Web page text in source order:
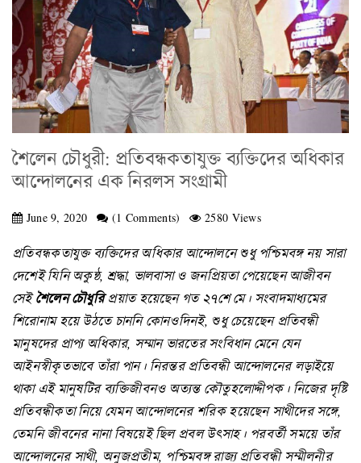
শৈলেন চৌধুরী: প্রতিবন্ধকতাযুক্ত ব্যক্তিদের অধিকার
আন্দোলনের এক নিরলস সংগ্রামী
June 9, 2020 (1 Comments) 2580 Views
প্রতিবন্ধকতাযুক্ত ব্যক্তিদের অধিকার আন্দোলনে শুধু পশ্চিমবঙ্গ নয় সারা
দেশেই যিনি অকুন্ঠ, শ্রদ্ধা, ভালবাসা ও জনপ্রিয়তা পেয়েছেন আজীবন
সেইশৈলেন চৌধুরিপ্রয়াত হয়েছেন গত ২৭শে মে। সংবাদমাধ্যমের
শিরোনাম হয়ে উঠতে চাননি কোনওদিনই, শুধু চেয়েছেন প্রতিবন্ধী
মানুষদের প্রাপ্য অধিকার, সম্মান ভারতের সংবিধান মেনে যেন
আইনস্বীকৃতভাবে তাঁরা পান। নিরন্তর প্রতিবন্ধী আন্দোলনের লড়াইয়ে
থাকা এই মানুষটির ব্যক্তিজীবনও অত্যন্ত কৌতুহলোদ্দীপক। নিজের দৃষ্টি
প্রতিবন্ধীকতা নিয়ে যেমন আন্দোলনের শরিক হয়েছেন সাথীদের সঙ্গে,
তেমনি জীবনের নানা বিষয়েই ছিল প্রবল উৎসাহ। পরবর্তী সময়ে তাঁর
আন্দোলনের সাথী, অনুজপ্রতীম, পশ্চিমবঙ্গ রাজ্য প্রতিবন্ধী সম্মীলনীর